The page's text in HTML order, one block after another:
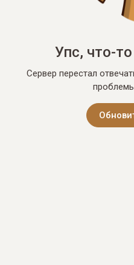
Упс, что-
Сервер перестал